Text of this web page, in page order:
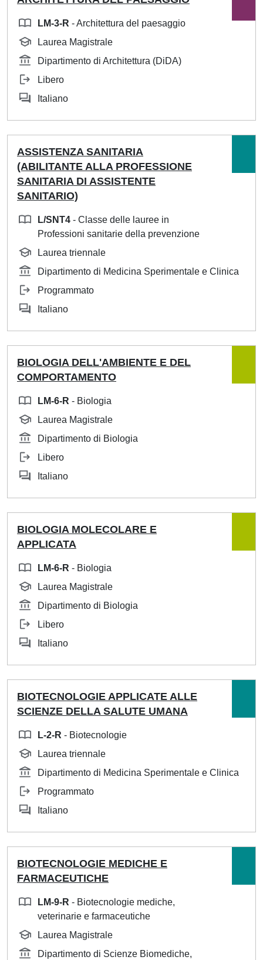
LM-3-R- Architettura del paesaggio
Laurea Magistrale
Dipartimento di Architettura (DiDA)
Libero
Italiano
ASSISTENZA SANITARIA
(ABILITANTE ALLA PROFESSIONE
SANITARIA DI ASSISTENTE
SANITARIO)
L/SNT4- Classe delle lauree in
Professioni sanitarie della prevenzione
Laurea triennale
Dipartimento di Medicina Sperimentale e Clinica
Programmato
Italiano
BIOLOGIA DELL'AMBIENTE E DEL
COMPORTAMENTO
LM-6-R- Biologia
Laurea Magistrale
Dipartimento di Biologia
Libero
Italiano
BIOLOGIA MOLECOLARE E
APPLICATA
LM-6-R- Biologia
Laurea Magistrale
Dipartimento di Biologia
Libero
Italiano
BIOTECNOLOGIE APPLICATE ALLE
SCIENZE DELLA SALUTE UMANA
L-2-R- Biotecnologie
Laurea triennale
Dipartimento di Medicina Sperimentale e Clinica
Programmato
Italiano
BIOTECNOLOGIE MEDICHE E
FARMACEUTICHE
LM-9-R- Biotecnologie mediche,
veterinarie e farmaceutiche
Laurea Magistrale
Dipartimento di Scienze Biomediche,